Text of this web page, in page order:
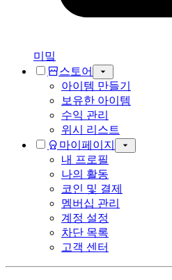
미밐
스토어
아이템 만들기
보유한 아이템
수익 관리
위시 리스트
마이페이지
내 프로필
나의 활동
코인 및 결제
멤버십 관리
계정 설정
차단 목록
고객 센터